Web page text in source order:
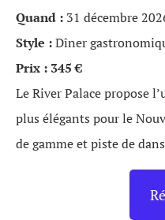
Quand : 31 décembre
Style :Dîner
Prix : 345 €
Le River Palace propose
plus élégants pour le
de gamme et piste de